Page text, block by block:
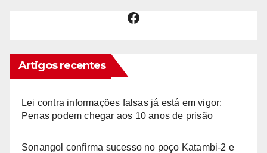
Facebook
Artigos recentes
Lei contra informações falsas já está em vigor:
Penas podem chegar aos 10 anos de prisão
Sonangol confirma sucesso no poço Katambi-2 e